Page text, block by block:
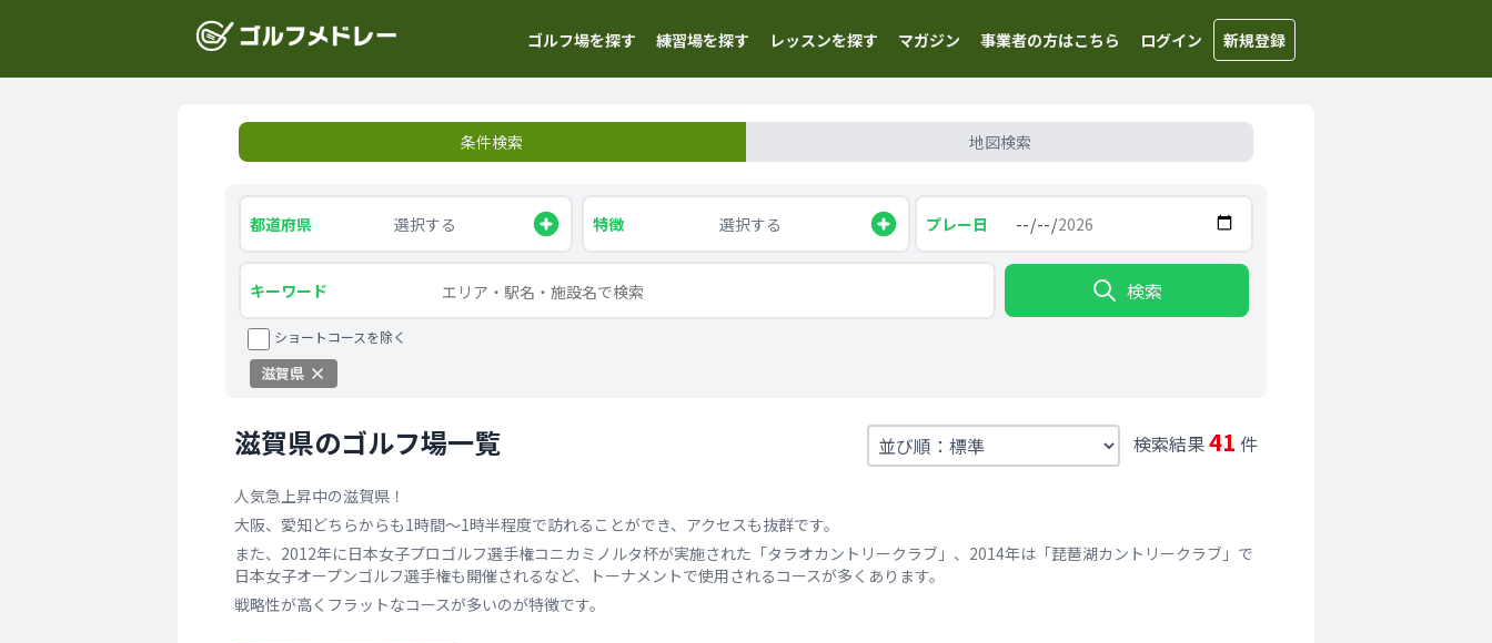
ゴルフ場を探す 練習場を探す レッスンを探す マガジン 事業者の方はこちら ログイン 新規登録
条件検索 地図検索
都道府県 選択する 特徴 選択する プレー日
キーワード 検索
ショートコースを除く
滋賀県
滋賀県のゴルフ場一覧 検索結果41 件
人気急上昇中の滋賀県！
大阪、愛知どちらからも1時間〜1時半程度で訪れることができ、アクセスも抜群です。
また、2012年に日本女子プロゴルフ選手権コニカミノルタ杯が実施された「タラオカントリークラブ」、2014年は「琵琶湖カントリークラブ」で
日本女子オープンゴルフ選手権も開催されるなど、トーナメントで使用されるコースが多くあります。
戦略性が高くフラットなコースが多いのが特徴です。